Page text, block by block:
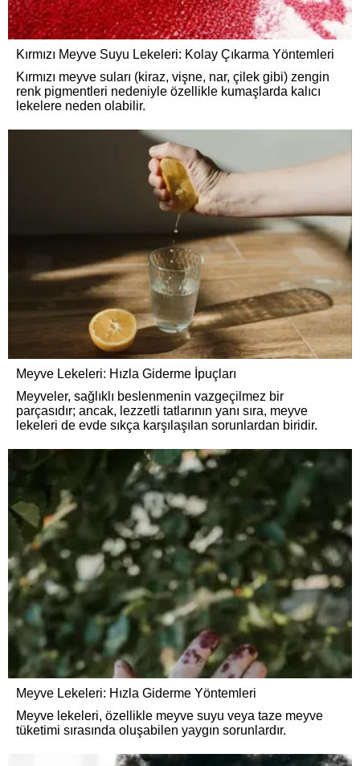
Kırmızı Meyve Suyu Lekeleri: Kolay Çıkarma Yöntemleri
Kırmızı meyve suları (kiraz, vişne, nar, çilek gibi) zengin
renk pigmentleri nedeniyle özellikle kumaşlarda kalıcı
lekelere neden olabilir.
Meyve Lekeleri: Hızla Giderme İpuçları
Meyveler, sağlıklı beslenmenin vazgeçilmez bir
parçasıdır; ancak, lezzetli tatlarının yanı sıra, meyve
lekeleri de evde sıkça karşılaşılan sorunlardan biridir.
Meyve Lekeleri: Hızla Giderme Yöntemleri
Meyve lekeleri, özellikle meyve suyu veya taze meyve
tüketimi sırasında oluşabilen yaygın sorunlardır.